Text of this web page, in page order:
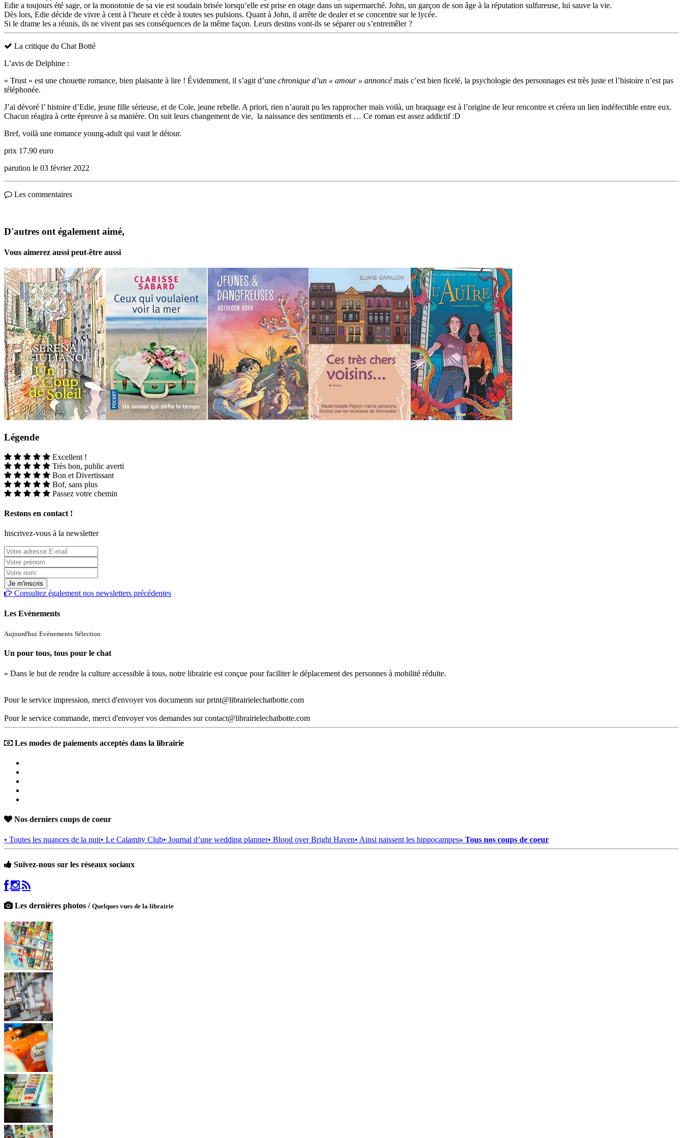
Edie a toujours été sage, or la monotonie de sa vie est soudain brisée lorsqu’elle est prise en otage dans un supermarché. John, un garçon de son âge à la réputation sulfureuse, lui sauve la vie.
Dès lors, Edie décide de vivre à cent à l’heure et cède à toutes ses pulsions. Quant à John, il arrête de dealer et se concentre sur le lycée.
Si le drame les a réunis, ils ne vivent pas ses conséquences de la même façon. Leurs destins vont-ils se séparer ou s’entremêler ?
La critique du Chat Botté
L’avis de Delphine :
« Trust » est une chouette romance, bien plaisante à lire ! Évidemment, il s’agit d’une chronique d’un « amour » annoncémais c’est bien ficelé, la psychologie des personnages est très juste et l’histoire n’est pas
téléphonée.
J’ai dévoré l’ histoire d’Edie, jeune fille sérieuse, et de Cole, jeune rebelle. A priori, rien n’aurait pu les rapprocher mais voilà, un braquage est à l’origine de leur rencontre et créera un lien indéfectible entre eux.
Chacun réagira à cette épreuve à sa manière. On suit leurs changement de vie, la naissance des sentiments et … Ce roman est assez addictif :D
Bref, voilà une romance young-adult qui vaut le détour.
prix 17.90 euro
parution le 03 février 2022
Les commentaires
D'autres ont également aimé,
Vous aimerez aussi peut-être aussi
Légende
Excellent !
Très bon, public averti
Bon et Divertissant
Bof, sans plus
Passez votre chemin
Restons en contact !
Inscrivez-vous à la newsletter
Consultez également nos newsletters précédentes
Les Evènements
Aujourd'hui Evènements Sélection
Un pour tous, tous pour le chat
» Dans le but de rendre la culture accessible à tous, notre librairie est conçue pour faciliter le déplacement des personnes à mobilité réduite.
Pour le service impression, merci d'envoyer vos documents sur print@librairielechatbotte.com
Pour le service commande, merci d'envoyer vos demandes sur contact@librairielechatbotte.com
Les modes de paiements acceptés dans la librairie
Nos derniers coups de coeur
• Toutes les nuances de la nuit• Le Calamity Club• Journal d’une wedding planner• Blood over Bright Haven• Ainsi naissent les hippocampes» Tous nos coups de coeur
Suivez-nous sur les réseaux sociaux
Les dernières photos / Quelques vues de la librairie